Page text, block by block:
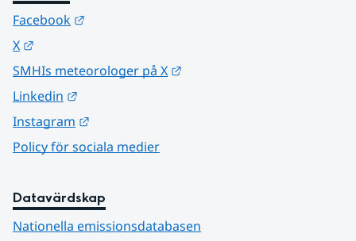
Facebook
X
SMHIs meteorologer på X
Linkedin
Instagram
Policy för sociala medier
Datavärdskap
Nationella emissionsdatabasen